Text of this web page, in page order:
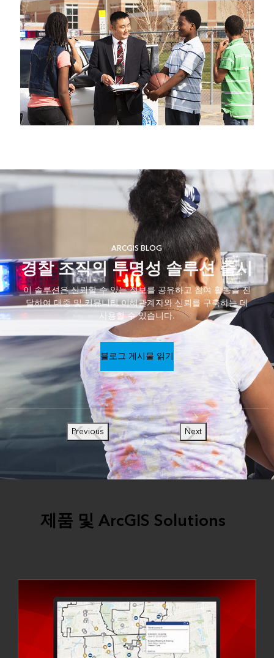
ARCGIS BLOG
경찰 조직의 투명성 솔루션 출시
이 솔루션은 신뢰할 수 있는 정보를 공유하고 참여 활동을 전
달하여 대중 및 커뮤니티 이해관계자와 신뢰를 구축하는 데
사용할 수 있습니다.
블로그 게시물 읽기
Previous Next
제품 및 ArcGIS Solutions